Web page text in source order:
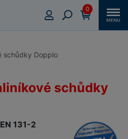
0
schůdky Dopplo
schůdky
131-2